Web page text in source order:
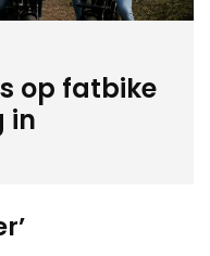
op fatbike
in